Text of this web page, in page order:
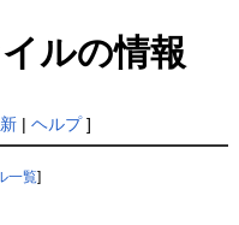
ルの情報
| ヘルプ]
一覧